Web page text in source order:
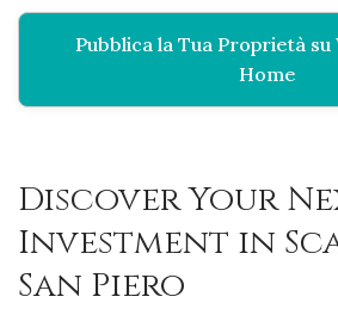
Pubblica la Tua Proprietà
Home
Discover Your
Investment in
San Piero